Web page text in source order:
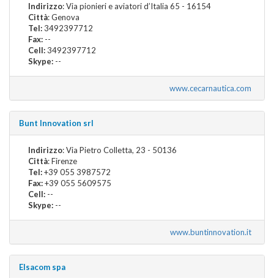
Indirizzo: Via pionieri e aviatori d’Italia 65 - 16154
Città: Genova
Tel:3492397712
Fax: --
Cell:3492397712
Skype: --
www.cecarnautica.com
Bunt Innovation srl
Indirizzo: Via Pietro Colletta, 23 - 50136
Città: Firenze
Tel:+39 055 3987572
Fax:+39 055 5609575
Cell: --
Skype: --
www.buntinnovation.it
Elsacom spa